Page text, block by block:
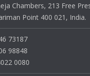
Chambers, 213 Free
Point 400 021, India.
73187
98848
0080